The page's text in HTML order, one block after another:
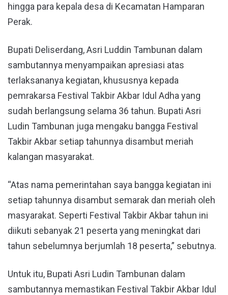
hingga para kepala desa di Kecamatan Hamparan
Perak.
Bupati Deliserdang, Asri Luddin Tambunan dalam
sambutannya menyampaikan apresiasi atas
terlaksananya kegiatan, khususnya kepada
pemrakarsa Festival Takbir Akbar Idul Adha yang
sudah berlangsung selama 36 tahun. Bupati Asri
Ludin Tambunan juga mengaku bangga Festival
Takbir Akbar setiap tahunnya disambut meriah
kalangan masyarakat.
“Atas nama pemerintahan saya bangga kegiatan ini
setiap tahunnya disambut semarak dan meriah oleh
masyarakat. Seperti Festival Takbir Akbar tahun ini
diikuti sebanyak 21 peserta yang meningkat dari
tahun sebelumnya berjumlah 18 peserta,” sebutnya.
Untuk itu, Bupati Asri Ludin Tambunan dalam
sambutannya memastikan Festival Takbir Akbar Idul